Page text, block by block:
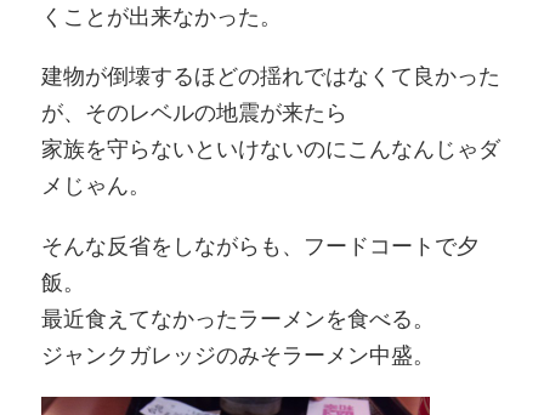
くことが出来なかった。
建物が倒壊するほどの揺れではなくて良かった
が、そのレベルの地震が来たら
家族を守らないといけないのにこんなんじゃダ
メじゃん。
そんな反省をしながらも、フードコートで夕
飯。
最近食えてなかったラーメンを食べる。
ジャンクガレッジのみそラーメン中盛。